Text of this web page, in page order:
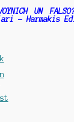
UN
- Harmakis